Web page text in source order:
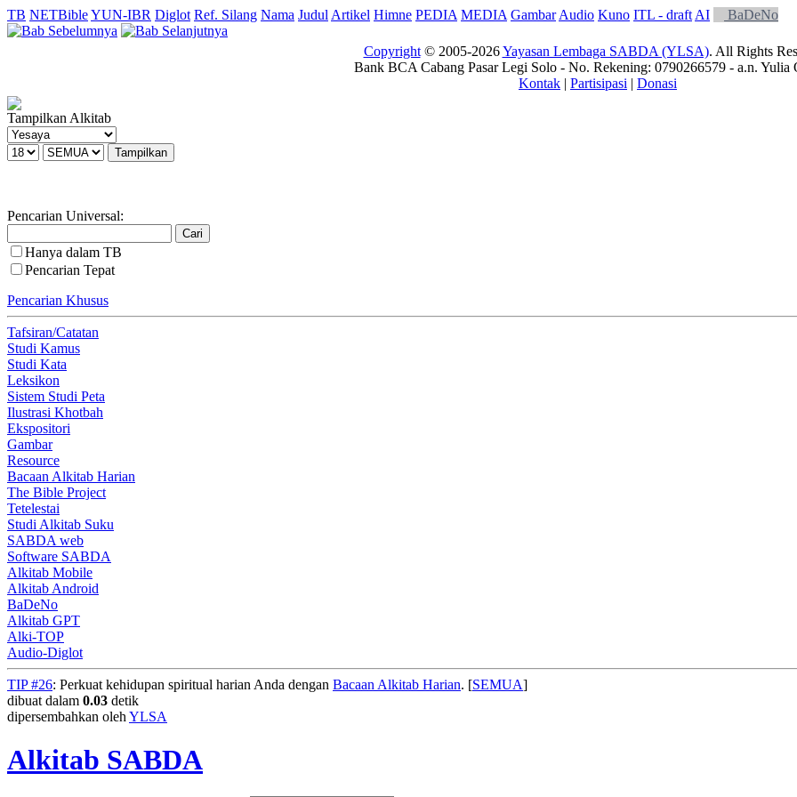
TB NETBibleYUN-IBR Diglot Ref. Silang Nama Judul Artikel Himne PEDIA MEDIA Gambar Audio Kuno ITL - draft AI BaDeNo
Copyright© 2005-2026Yayasan Lembaga SABDA (YLSA). All Rights
Bank BCA Cabang Pasar Legi Solo - No. Rekening: 0790266579 - a.n. Yulia
Kontak | Partisipasi | Donasi
Tampilkan Alkitab
Pencarian Universal:
Hanya dalam TB
Pencarian Tepat
Pencarian Khusus
Tafsiran/Catatan
Studi Kamus
Studi Kata
Leksikon
Sistem Studi Peta
Ilustrasi Khotbah
Ekspositori
Gambar
Resource
Bacaan Alkitab Harian
The Bible Project
Tetelestai
Studi Alkitab Suku
SABDA web
Software SABDA
Alkitab Mobile
Alkitab Android
BaDeNo
Alkitab GPT
Alki-TOP
Audio-Diglot
TIP #26: Perkuat kehidupan spiritual harian Anda dengan Bacaan Alkitab Harian. [SEMUA]
dibuat dalam 0.03 detik
dipersembahkan oleh YLSA
Alkitab SABDA